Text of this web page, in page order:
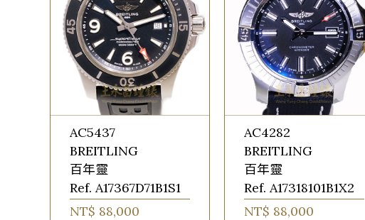
AC5437
BREITLING
百年靈
Ref. A17367D71B1S1
NT$ 88,000
AC4282
BREITLING
百年靈
Ref. A17318101B1X2
NT$ 88,000